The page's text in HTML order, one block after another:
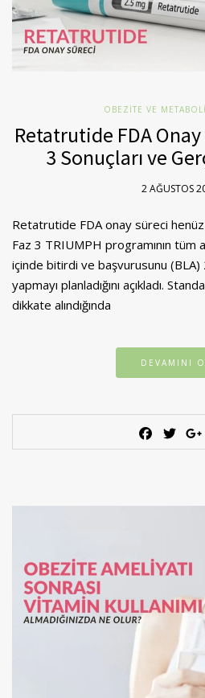
OBEZITE VE
Retatrutide FDA
3 Sonuçları ve
2 AĞUSTOS
Retatrutide FDA onay süreci henüz
Faz 3 TRIUMPH programının tüm
içinde bitirdi ve başvurusunu (BLA)
yapmayı planladığını açıkladı.
dikkate alındığında
DEVAMINI